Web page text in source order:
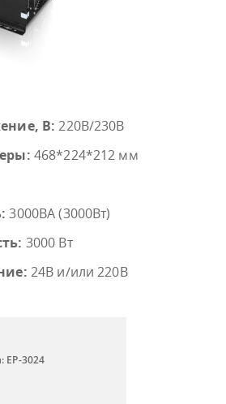
В: 220В/230В
468*224*212 мм
3000ВА (3000Вт)
3000 Вт
24В и/или 220В
EP-3024